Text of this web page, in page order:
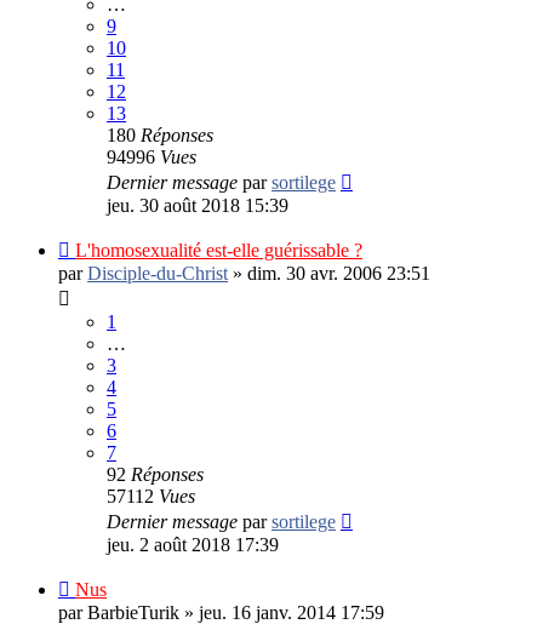
9
10
11
12
13
180 Réponses
94996 Vues
Dernier message parsortilege
jeu. 30 août 2018 15:39
L'homosexualité est-elle guérissable ?
parDisciple-du-Christ » dim. 30 avr. 2006 23:51
1
…
3
4
5
6
7
92 Réponses
57112 Vues
Dernier message parsortilege
jeu. 2 août 2018 17:39
Nus
parBarbieTurik » jeu. 16 janv. 2014 17:59